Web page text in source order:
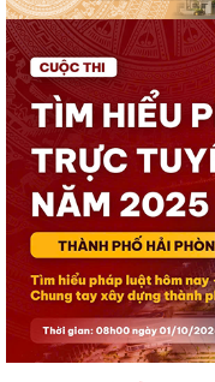
Lễ hội Đình Đồng Bài
truyền thống vùng biển Cát
Hội Cựu chiến binh đặc
binh nhân dịp kỷ niệm 79
Chuyển đổi số trong hoạt
trận số”, lan tỏa niềm tin,
Đồng chí Bí thư Đảng ủy
người có công với cách
Khai mạc Lễ hội truyền
Đặc khu Cát Hải dâng